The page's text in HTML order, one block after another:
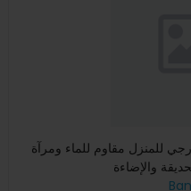
للمنزل مقاوم للماء ومرآة
والإضاءة